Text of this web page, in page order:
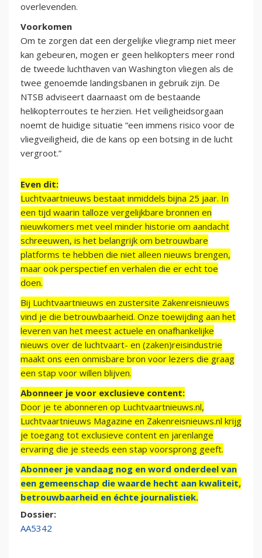
overlevenden.
Voorkomen
Om te zorgen dat een dergelijke vliegramp niet meer
kan gebeuren, mogen er geen helikopters meer rond
de tweede luchthaven van Washington vliegen als de
twee genoemde landingsbanen in gebruik zijn. De
NTSB adviseert daarnaast om de bestaande
helikopterroutes te herzien. Het veiligheidsorgaan
noemt de huidige situatie “een immens risico voor de
vliegveiligheid, die de kans op een botsing in de lucht
vergroot.”
Even dit:
Luchtvaartnieuws bestaat inmiddels bijna 25 jaar. In
een tijd waarin talloze vergelijkbare bronnen en
nieuwkomers met veel minder historie om aandacht
schreeuwen, is het belangrijk om betrouwbare
platforms te hebben die niet alleen nieuws brengen,
maar ook perspectief en verhalen die er echt toe
doen.
Bij Luchtvaartnieuws en zustersite Zakenreisnieuws
vind je die betrouwbaarheid. Onze toewijding aan het
leveren van het meest actuele en onafhankelijke
nieuws over de luchtvaart- en (zaken)reisindustrie
maakt ons een onmisbare bron voor lezers die graag
een stap voor willen blijven.
Abonneer je voor exclusieve content:
Door je te abonneren op Luchtvaartnieuws.nl,
Luchtvaartnieuws Magazine en Zakenreisnieuws.nl krijg
je toegang tot exclusieve content en jarenlange
ervaring die je steeds een stap voorsprong geeft.
Abonneer je vandaag nog en word onderdeel van
een gemeenschap die waarde hecht aan kwaliteit,
betrouwbaarheid en échte journalistiek.
Dossier:
AA5342